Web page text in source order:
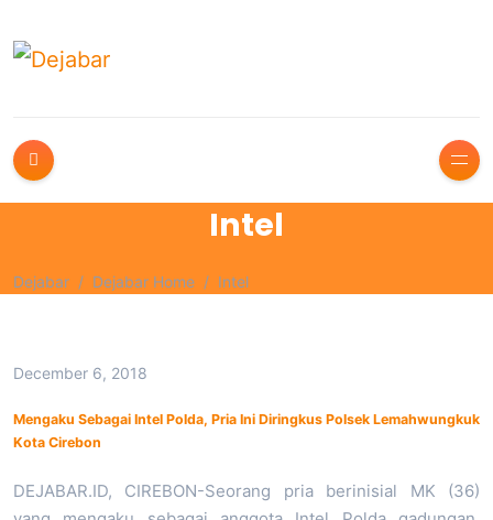
Intel
Dejabar Dejabar Home Intel
December 6, 2018
Mengaku Sebagai Intel Polda, Pria Ini Diringkus Polsek Lemahwungkuk
Kota Cirebon
DEJABAR.ID, CIREBON-Seorang pria berinisial MK (36)